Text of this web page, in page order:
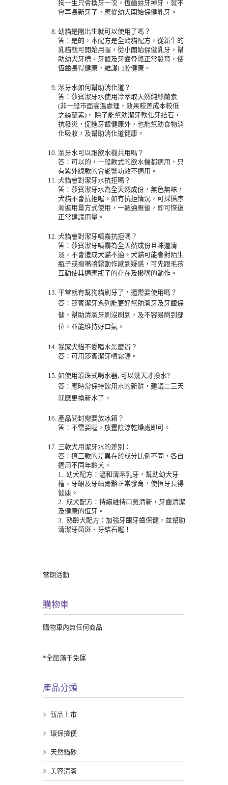
狗一生只會換牙一次，恆齒蛀牙掉牙，就不
會再長新牙了，應從幼犬開始保健乳牙。
幼貓是剛出生就可以使用了嗎？
答： 是的，本配方是全齡貓配方，從新生的
乳貓就可開始用喔，從小開始保健乳牙，幫
助幼犬牙槽、牙齦及牙齒骨骼正常發育，使
恆齒長得健康，維護口腔健康。
潔牙水如何幫助消化道？
答： 莎賓潔牙水使用冷萃取天然純絲蘭素
(非一般市面高溫處理，效果較差成本較低
之絲蘭素)， 除了能幫助潔牙軟化牙結石，
抗發炎，促進牙齦健康外，也能幫助食物消
化吸收，及幫助消化道健康。
潔牙水可以跟飲水機共用嗎？
答：可以的，一般款式的飲水機都適用，只
有紫外線款的會影響功效不適用。
犬貓會對潔牙水抗拒嗎？
答： 莎賓潔牙水為全天然成份，無色無味，
犬貓不會抗拒喔。如有抗拒情況，可採循序
漸進用量方式使用，一週適應後，即可恢復
正常建議用量。
犬貓會對潔牙噴霧抗拒嗎？
答： 莎賓潔牙噴霧為全天然成份且味道清
淡，不會造成犬貓不適。犬貓可能會對陌生
瓶子或撥嘴噴霧動作感到疑惑，可先跟毛孩
互動使其適應瓶子的存在及撥嘴的動作。
平常就有幫狗貓刷牙了，還需要使用嗎？
答： 莎賓潔牙系列能更好幫助潔牙及牙齦保
健，幫助清潔牙刷沒刷到，及不容易刷到部
位，並能維持好口氣。
我家犬貓不愛喝水怎麼辦？
答： 可用莎賓潔牙噴霧喔。
如使用滾珠式喝水器, 可以幾天才換水?
答： 應時常保持飲用水的新鮮，建議二三天
就應更換新水了。
產品開封需要放冰箱？
答： 不需要喔，放置陰涼乾燥處即可。
三款犬用潔牙水的差別：
答：這三款的差異在於成分比例不同，各自
適用不同年齡犬。
1. 幼犬配方：溫和清潔乳牙，幫助幼犬牙
槽、牙齦及牙齒骨骼正常發育，使恆牙長得
健康。
2. 成犬配方：持續維持口氣清新，牙齒清潔
及健康的恆牙。
3. 熟齡犬配方：加強牙齦牙齒保健，並幫助
清潔牙菌斑、牙結石喔！
當期活動
購物車
購物車內無任何商品
*全館滿千免運
產品分類
新品上市
環保撿便
天然貓砂
美容清潔